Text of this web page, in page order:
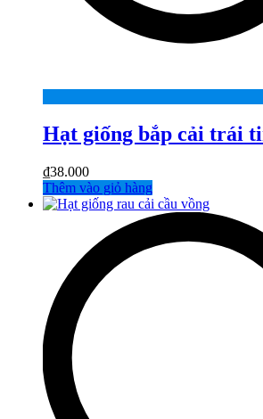
Hạt giống bắp cải trái
₫38.000
Thêm vào giỏ hàng